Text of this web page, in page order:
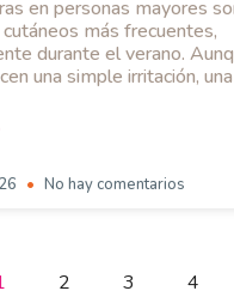
en personas mayores
más frecuentes,
durante el verano.
una simple irritación, una
No hay comentarios
2 3 4